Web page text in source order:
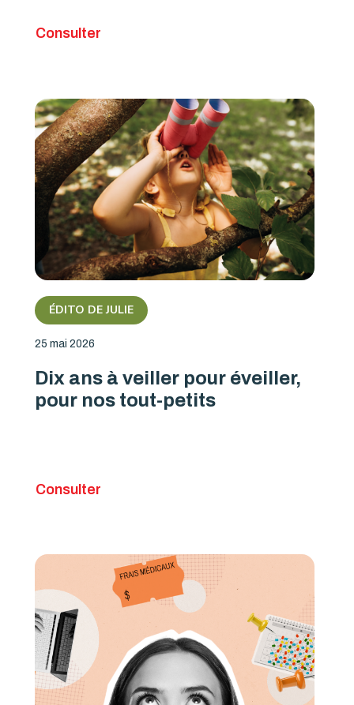
Consulter
ÉDITO DE JULIE
25 mai 2026
Dix ans à veiller pour éveiller,
pour nos tout-petits
Consulter